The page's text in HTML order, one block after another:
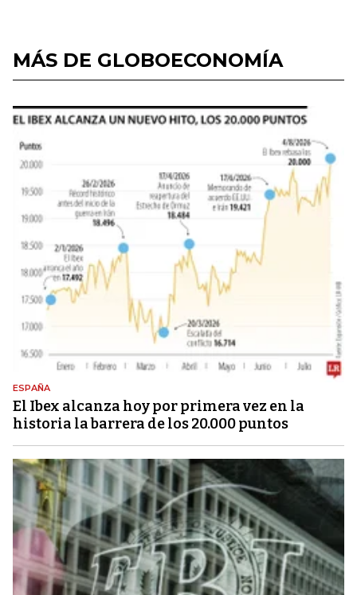
MÁS DE GLOBOECONOMÍA
ESPAÑA
El Ibex alcanza hoy por primera vez en la
historia la barrera de los 20.000 puntos